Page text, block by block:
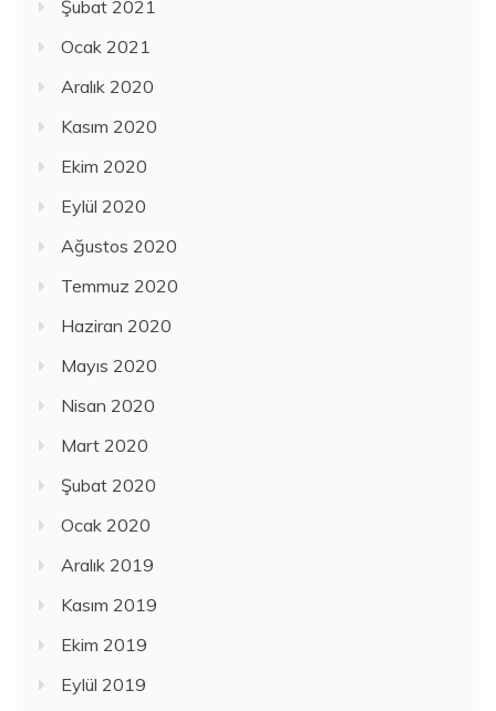
Şubat 2021
Ocak 2021
Aralık 2020
Kasım 2020
Ekim 2020
Eylül 2020
Ağustos 2020
Temmuz 2020
Haziran 2020
Mayıs 2020
Nisan 2020
Mart 2020
Şubat 2020
Ocak 2020
Aralık 2019
Kasım 2019
Ekim 2019
Eylül 2019